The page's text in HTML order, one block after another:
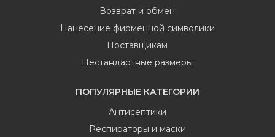
Возврат и обмен
Нанесение фирменной символики
Поставщикам
Нестандартные размеры
ПОПУЛЯРНЫЕ КАТЕГОРИИ
Антисептики
Респираторы и маски